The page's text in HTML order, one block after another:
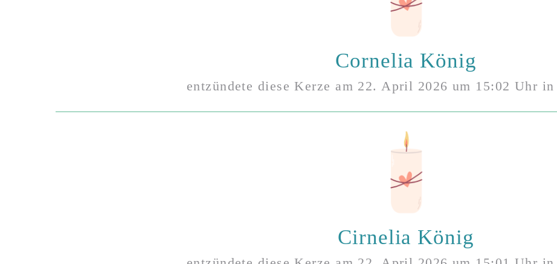
Cornelia König
entzündete diese Kerze am 22. April 2026 um 15:02 Uhr in
Cirnelia König